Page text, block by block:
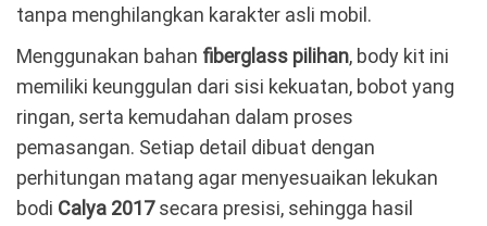
tanpa menghilangkan karakter asli mobil.
Menggunakan bahan fiberglass pilihan, body kit ini
memiliki keunggulan dari sisi kekuatan, bobot yang
ringan, serta kemudahan dalam proses
pemasangan. Setiap detail dibuat dengan
perhitungan matang agar menyesuaikan lekukan
bodi Calya 2017secara presisi, sehingga hasil